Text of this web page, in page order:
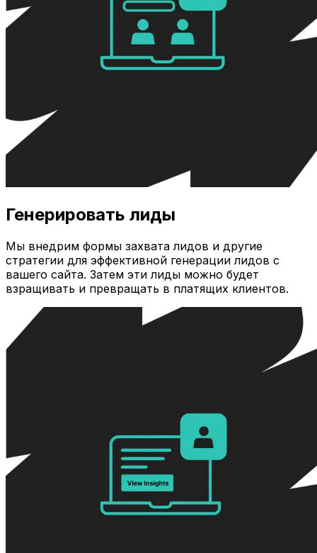
Генерировать лиды
Мы внедрим формы захвата лидов и другие
стратегии для эффективной генерации лидов с
вашего сайта. Затем эти лиды можно будет
взращивать и превращать в платящих клиентов.